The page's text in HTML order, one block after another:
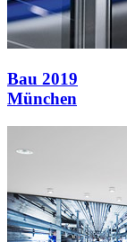
Bau 2019
München